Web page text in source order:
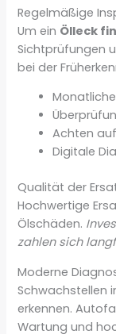
Regelmäßige
Um ein Ölleck
Sichtprüfungen
bei der
Achten
Digitale
Qualität der
Hochwertige
Ölschäden.
zahlen sich
Moderne
Schwachstellen
erkennen.
Wartung und